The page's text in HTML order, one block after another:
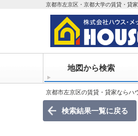
京都市左京区・京都大学の賃貸・貸
地図から検索
京都市左京区の賃貸・貸家ならハ
検索結果一覧に戻る